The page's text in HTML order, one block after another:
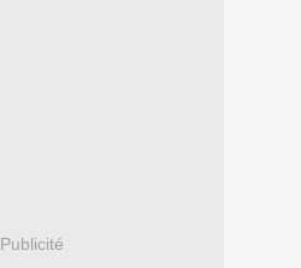
Publicité